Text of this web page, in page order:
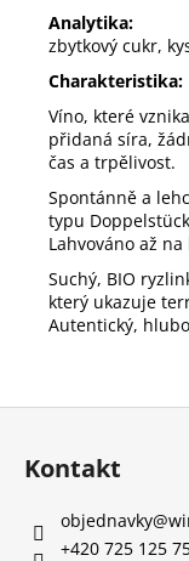
Analytika:
zbytkový cukr,
Charakteristika:
Víno, které
přidaná síra,
čas a trpělivost.
Spontánně a
typu
Lahvováno až
Suchý, BIO
který ukazuje
Autentický,
Z
Kontakt
objednavky@
+420 725 125